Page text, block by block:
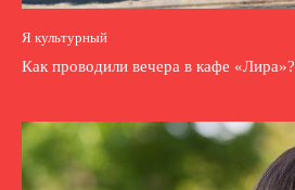
Я культурный
Как проводили вечера в кафе «Лира»?